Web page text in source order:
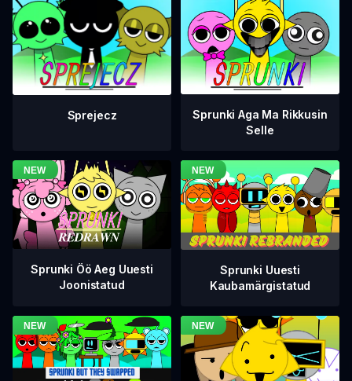
Sprejecz
Sprunki Aga Ma Rikkusin
Selle
Sprunki Öö Aeg Uuesti
Joonistatud
Sprunki Uuesti
Kaubamärgistatud